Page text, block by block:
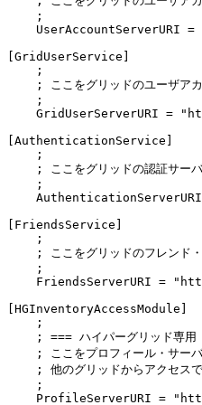
;
UserAccountServerURI =
[GridUserService]
;
; ここをグリッドのユーザアカ
;
GridUserServerURI =
[AuthenticationService]
;
; ここをグリッドの認証サーバ
;
AuthenticationServerURI
[FriendsService]
;
; ここをグリッドのフレンド・
;
FriendsServerURI =
[HGInventoryAccessModule]
;
; === ハイパーグリッド専用
; ここをプロフィール・サーバ
; 他のグリッドからアクセスで
;
ProfileServerURI =